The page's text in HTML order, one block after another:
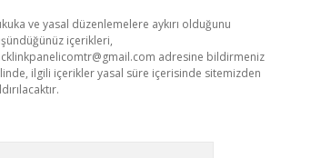
ve yasal düzenlemelere aykırı olduğunu
içerikleri,
adresine bildirmeniz
ilgili içerikler yasal süre içerisinde sitemizden